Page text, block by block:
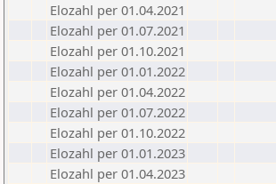
Elozahl per 01.04.2021
Elozahl per 01.07.2021
Elozahl per 01.10.2021
Elozahl per 01.01.2022
Elozahl per 01.04.2022
Elozahl per 01.07.2022
Elozahl per 01.10.2022
Elozahl per 01.01.2023
Elozahl per 01.04.2023